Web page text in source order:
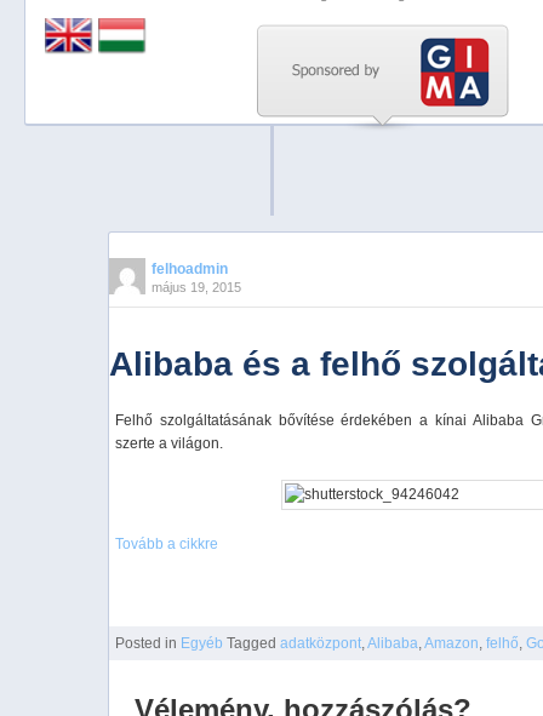
felhoadmin
május 19, 2015
Alibaba és a felhő
Felhő szolgáltatásának bővítése érdekében a kínai Alibaba
szerte a világon.
Tovább a cikkre
Posted in Egyéb Tagged adatközpont,Alibaba,Amazon, felhő,